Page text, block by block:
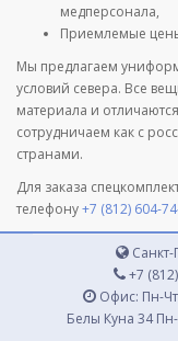
медперсонала,
Приемлемые
Мы предлагаем
условий севера. Все
материала и
сотрудничаем как с
странами.
Для заказа
телефону+7 (812) 604-
+7
Офис: Пн-Чт
Белы Куна 34